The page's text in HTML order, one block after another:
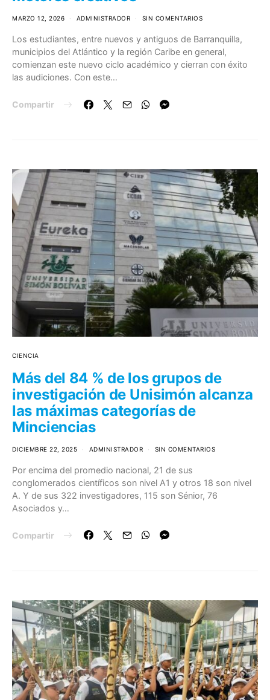
MARZO 12, 2026 ADMINISTRADOR SIN COMENTARIOS
Los estudiantes, entre nuevos y antiguos de Barranquilla,
municipios del Atlántico y la región Caribe en general,
comienzan este nuevo ciclo académico y cierran con éxito
las audiciones. Con este…
Compartir
CIENCIA
Más del 84 % de los grupos de
investigación de Unisimón alcanza
las máximas categorías de
Minciencias
DICIEMBRE 22, 2025 ADMINISTRADOR SIN COMENTARIOS
Por encima del promedio nacional, 21 de sus
conglomerados científicos son nivel A1 y otros 18 son nivel
A. Y de sus 322 investigadores, 115 son Sénior, 76
Asociados y…
Compartir